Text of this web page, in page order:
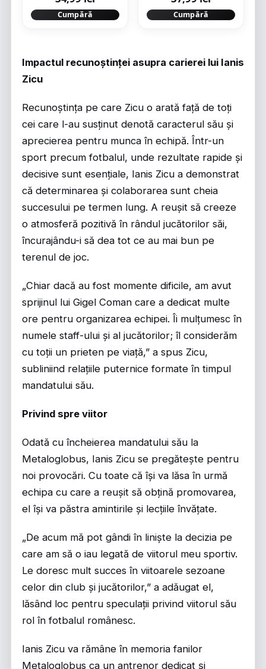
Cumpără Cumpără
Impactul recunoștinței asupra carierei lui Ianis
Zicu
Recunoștința pe care Zicu o arată față de toți
cei care l-au susținut denotă caracterul său și
aprecierea pentru munca în echipă. Într-un
sport precum fotbalul, unde rezultate rapide și
decisive sunt esențiale, Ianis Zicu a demonstrat
că determinarea și colaborarea sunt cheia
succesului pe termen lung. A reușit să creeze
o atmosferă pozitivă în rândul jucătorilor săi,
încurajându-i să dea tot ce au mai bun pe
terenul de joc.
„Chiar dacă au fost momente dificile, am avut
sprijinul lui Gigel Coman care a dedicat multe
ore pentru organizarea echipei. Îi mulțumesc în
numele staff-ului și al jucătorilor; îl considerăm
cu toții un prieten pe viață,” a spus Zicu,
subliniind relațiile puternice formate în timpul
mandatului său.
Privind spre viitor
Odată cu încheierea mandatului său la
Metaloglobus, Ianis Zicu se pregătește pentru
noi provocări. Cu toate că își va lăsa în urmă
echipa cu care a reușit să obțină promovarea,
el își va păstra amintirile și lecțiile învățate.
„De acum mă pot gândi în liniște la decizia pe
care am să o iau legată de viitorul meu sportiv.
Le doresc mult succes în viitoarele sezoane
celor din club și jucătorilor,” a adăugat el,
lăsând loc pentru speculații privind viitorul său
rol în fotbalul românesc.
Ianis Zicu va rămâne în memoria fanilor
Metaloglobus ca un antrenor dedicat și